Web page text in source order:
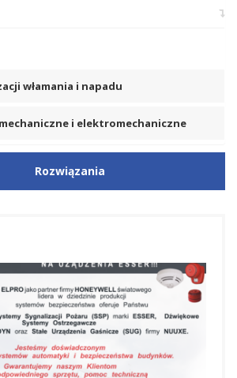
włamania i napadu
i elektromechaniczne
Rozwiązania